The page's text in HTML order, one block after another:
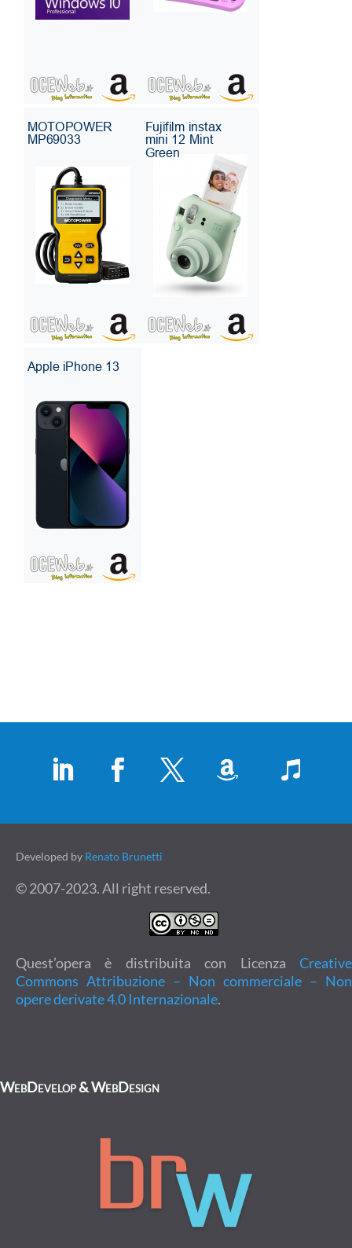
Developed by Renato Brunetti
© 2007-2023. All right reserved.
Quest’opera è distribuita con Licenza Creative
Commons Attribuzione – Non commerciale – Non
opere derivate 4.0 Internazionale.
WebDevelop & WebDesign